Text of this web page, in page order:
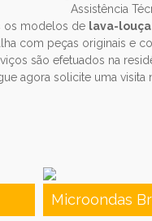
Assistência
os modelos de lava-
com peças originais e
são efetuados na
agora solicite uma
Microondas